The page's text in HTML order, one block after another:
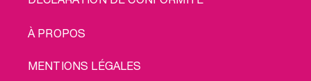
LEGAL
À PROPOS
MENTIONS LÉGALES